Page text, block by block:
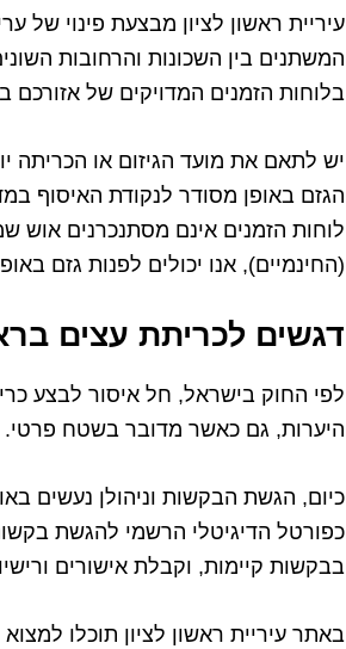
עיריית ראשון לציון מבצעת פינוי של
המשתנים בין השכונות והרחובות
בלוחות הזמנים המדויקים של אזורכם ב
יש לתאם את מועד הגיזום או הכריתה
הגזם באופן מסודר לנקודת האיסוף
לוחות הזמנים אינם מסתנכרנים אוש
(החינמיים), אנו יכולים לפנות גזם
דגשים לכריתת עצים
לפי החוק בישראל, חל איסור לבצע
היערות, גם כאשר מדובר בשטח פרטי.
כיום, הגשת הבקשות וניהולן נעשים
כפורטל הדיגיטלי הרשמי להגשת
בבקשות קיימות, וקבלת אישורים
באתר עיריית ראשון לציון תוכלו